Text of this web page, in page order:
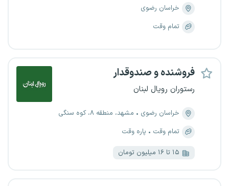
خراسان رضوی
تمام وقت
فروشنده و صندوقدار
رستوران رویال لبنان
خراسان رضوی
مشهد، منطقه ۸، کوه سنگی
تمام وقت
پاره وقت
۱۵ تا ۱۶ میلیون تومان